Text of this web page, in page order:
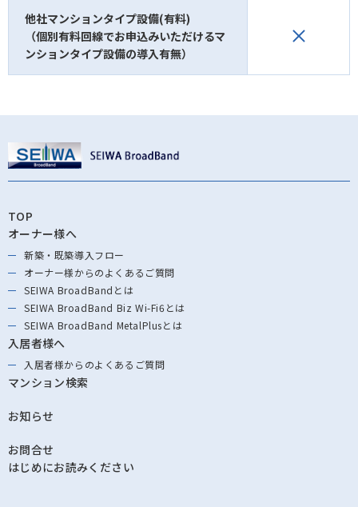
他社マンションタイプ設備(有料)
（個別有料回線でお申込みいただけるマ
ンションタイプ設備の導入有無）
TOP
オーナー様へ
新築・既築導⼊フロー
オーナー様からのよくあるご質問
SEIWA BroadBandとは
SEIWA BroadBand Biz Wi-Fi6とは
SEIWA BroadBand MetalPlusとは
入居者様へ
入居者様からのよくあるご質問
マンション検索
お知らせ
お問合せ
はじめにお読みください